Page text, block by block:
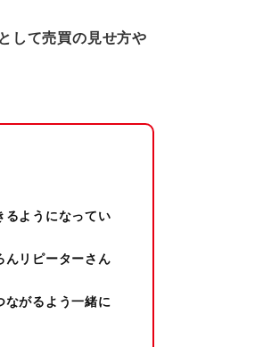
して売買の見せ方や
るようになってい
んリピーターさん
ながるよう一緒に